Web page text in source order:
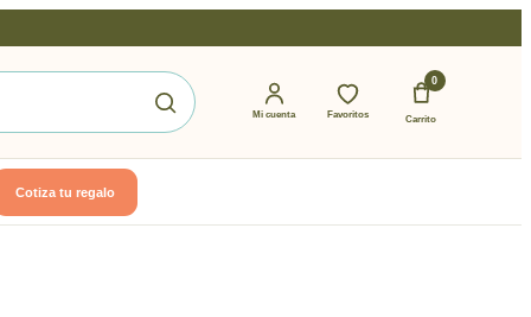
Mi cuenta Favoritos
0
Carrito
Cotiza tu regalo